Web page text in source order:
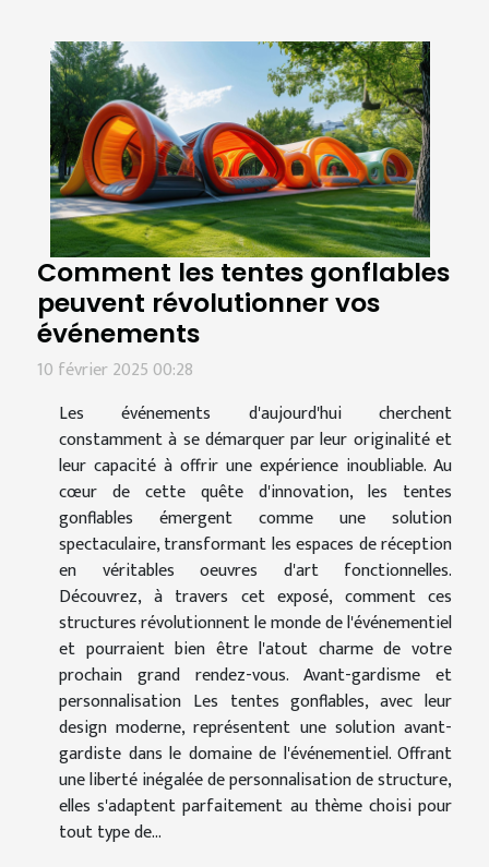
Comment les tentes gonflables
peuvent révolutionner vos
événements
10 février 2025 00:28
Les événements d'aujourd'hui cherchent
constamment à se démarquer par leur originalité et
leur capacité à offrir une expérience inoubliable. Au
cœur de cette quête d'innovation, les tentes
gonflables émergent comme une solution
spectaculaire, transformant les espaces de réception
en véritables oeuvres d'art fonctionnelles.
Découvrez, à travers cet exposé, comment ces
structures révolutionnent le monde de l'événementiel
et pourraient bien être l'atout charme de votre
prochain grand rendez-vous. Avant-gardisme et
personnalisation Les tentes gonflables, avec leur
design moderne, représentent une solution avant-
gardiste dans le domaine de l'événementiel. Offrant
une liberté inégalée de personnalisation de structure,
elles s'adaptent parfaitement au thème choisi pour
tout type de...